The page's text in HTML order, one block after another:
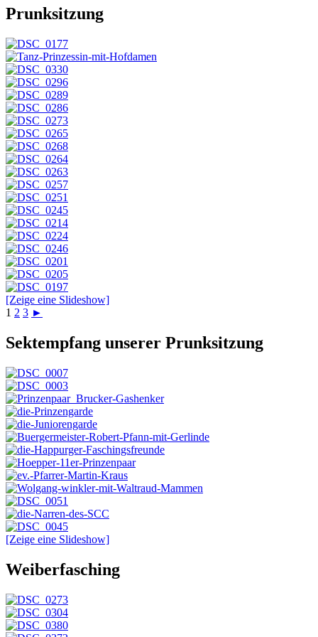
Prunksitzung
[Zeige eine Slideshow]
1 2 3 ►
Sektempfang unserer Prunksitzung
[Zeige eine Slideshow]
Weiberfasching